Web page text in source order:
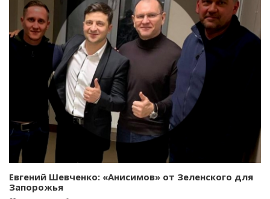
Евгений Шевченко: «Анисимов» от Зеленского для
Запорожья